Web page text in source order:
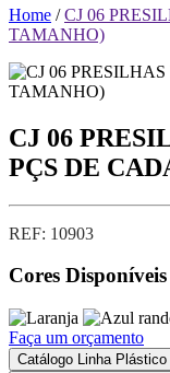
Home /CJ 06
TAMANHO)
CJ 06
PÇS DE
REF: 10903
Cores Disponíveis
Faça um orçamento
Catálogo Linha